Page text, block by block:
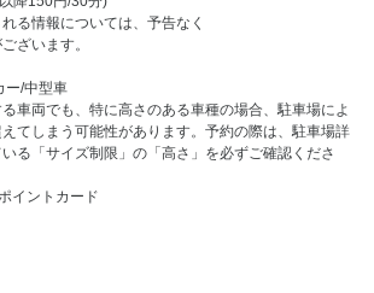
る情報については、予告なく
ざいます。
ー/中型車
車両でも、特に高さのある車種の場合、駐車場によ
てしまう可能性があります。予約の際は、駐車場詳
る「サイズ制限」の「高さ」を必ずご確認くださ
イントカード